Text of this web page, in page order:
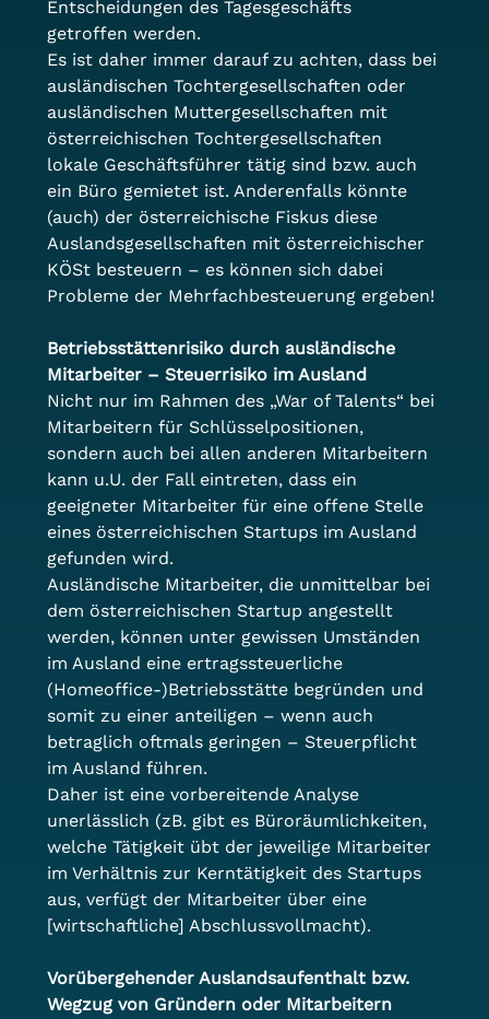
Entscheidungen des Tagesgeschäfts
getroffen werden.
Es ist daher immer darauf zu achten, dass bei
ausländischen Tochtergesellschaften oder
ausländischen Muttergesellschaften mit
österreichischen Tochtergesellschaften
lokale Geschäftsführer tätig sind bzw. auch
ein Büro gemietet ist. Anderenfalls könnte
(auch) der österreichische Fiskus diese
Auslandsgesellschaften mit österreichischer
KÖSt besteuern – es können sich dabei
Probleme der Mehrfachbesteuerung ergeben!
Betriebsstättenrisiko durch ausländische
Mitarbeiter – Steuerrisiko im Ausland
Nicht nur im Rahmen des „War of Talents“ bei
Mitarbeitern für Schlüsselpositionen,
sondern auch bei allen anderen Mitarbeitern
kann u.U. der Fall eintreten, dass ein
geeigneter Mitarbeiter für eine offene Stelle
eines österreichischen Startups im Ausland
gefunden wird.
Ausländische Mitarbeiter, die unmittelbar bei
dem österreichischen Startup angestellt
werden, können unter gewissen Umständen
im Ausland eine ertragssteuerliche
(Homeoffice-)Betriebsstätte begründen und
somit zu einer anteiligen – wenn auch
betraglich oftmals geringen – Steuerpflicht
im Ausland führen.
Daher ist eine vorbereitende Analyse
unerlässlich (zB. gibt es Büroräumlichkeiten,
welche Tätigkeit übt der jeweilige Mitarbeiter
im Verhältnis zur Kerntätigkeit des Startups
aus, verfügt der Mitarbeiter über eine
[wirtschaftliche] Abschlussvollmacht).
Vorübergehender Auslandsaufenthalt bzw.
Wegzug von Gründern oder Mitarbeitern